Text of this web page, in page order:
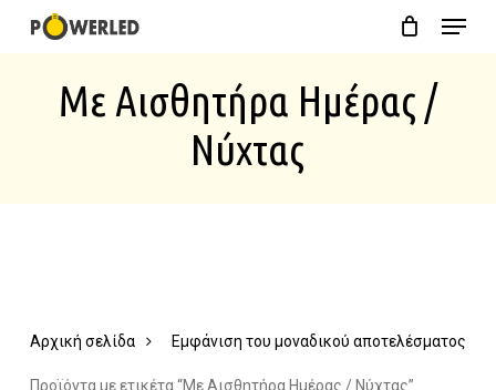
Menu
Με Αισθητήρα Ημέρας /
Νύχτας
Εμφάνιση του μοναδικού αποτελέσματος
Αρχική σελίδα
Προϊόντα με ετικέτα “Με Αισθητήρα Ημέρας / Νύχτας”